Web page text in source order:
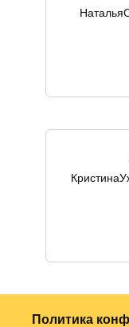
Политика